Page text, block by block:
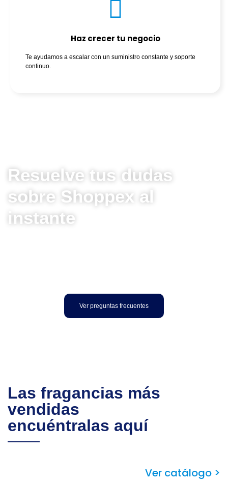
Haz crecer tu negocio
Te ayudamos a escalar con un suministro constante y soporte
continuo.
Resuelve tus dudas
sobre Shoppex al
instante
Ver preguntas frecuentes
Las fragancias más
vendidas
encuéntralas aquí
Ver catálogo >